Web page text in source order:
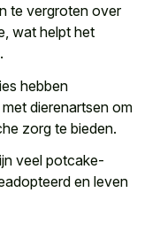
te vergroten over
wat helpt het
hebben
dierenartsen om
zorg te bieden.
veel potcake-
en leven